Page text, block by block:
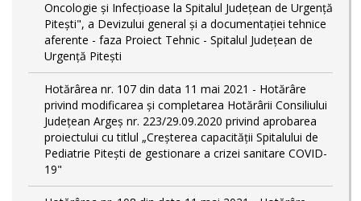
Oncologie și Infecțioase la Spitalul Județean de Urgență
Pitești", a Devizului general și a documentației tehnice
aferente - faza Proiect Tehnic - Spitalul Județean de
Urgență Pitești
Hotărârea nr. 107 din data 11 mai 2021 - Hotărâre
privind modificarea și completarea Hotărârii Consiliului
Județean Argeș nr. 223/29.09.2020 privind aprobarea
proiectului cu titlul „Creșterea capacității Spitalului de
Pediatrie Pitești de gestionare a crizei sanitare COVID-
19"